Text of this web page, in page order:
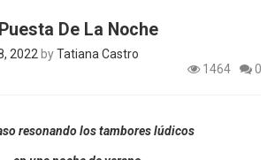
De La Noche
2022 byTatiana Castro
1464
0
resonando los tambores lúdicos